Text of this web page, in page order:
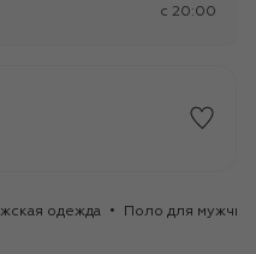
c 20:00
одежда Поло для мужчин